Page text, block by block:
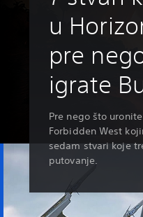
u
pre
igrate
Pre nego što
Forbidden West
sedam stvari koje
putovanje.